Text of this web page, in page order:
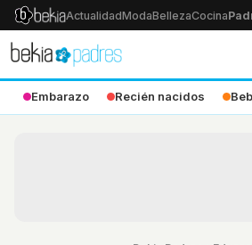
ActualidadModaBellezaCocina
Embarazo Recién nacidos